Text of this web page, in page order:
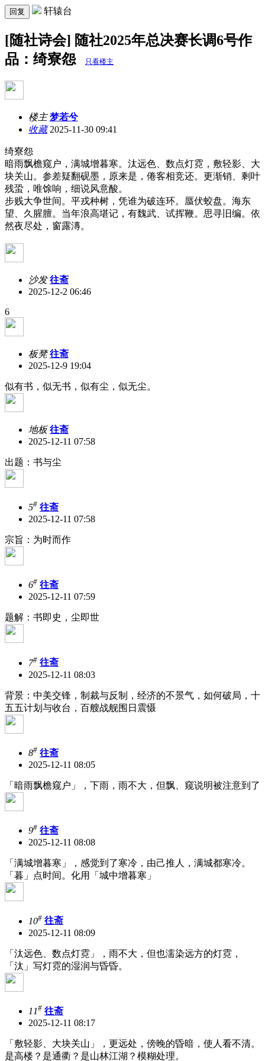
回复 轩辕台
[随社诗会] 随社2025年总决赛长调6号作
品：绮寮怨
只看楼主
楼主 梦若兮
收藏2025-11-30 09:41
绮寮怨
暗雨飘檐窥户，满城增暮寒。汰远色、数点灯霓，敷轻影、大
块关山。参差疑翻砚墨，原来是，倦客相竞还。更渐销、剩叶
残蛩，唯馀响，细说风意酸。
步贱大争世间。平戎种树，凭谁为破连环。蜃伏蛟盘。海东
望、久腥膻。当年浪高堪记，有魏武、试挥鞭。思寻旧编。依
然夜尽处，窗露漙。
沙发 往斋
2025-12-2 06:46
6
板凳 往斋
2025-12-9 19:04
似有书，似无书，似有尘，似无尘。
地板 往斋
2025-12-11 07:58
出题：书与尘
5# 往斋
2025-12-11 07:58
宗旨：为时而作
6# 往斋
2025-12-11 07:59
题解：书即史，尘即世
7# 往斋
2025-12-11 08:03
背景：中美交锋，制裁与反制，经济的不景气，如何破局，十
五五计划与收台，百艘战舰围日震慑
8# 往斋
2025-12-11 08:05
「暗雨飘檐窥户」，下雨，雨不大，但飘、窥说明被注意到了
9# 往斋
2025-12-11 08:08
「满城增暮寒」，感觉到了寒冷，由己推人，满城都寒冷。
「暮」点时间。化用「城中增暮寒」
10# 往斋
2025-12-11 08:09
「汰远色、数点灯霓」，雨不大，但也濡染远方的灯霓，
「汰」写灯霓的湿润与昏昏。
11# 往斋
2025-12-11 08:17
「敷轻影、大块关山」，更远处，傍晚的昏暗，使人看不清。
是高楼？是通衢？是山林江湖？模糊处理。